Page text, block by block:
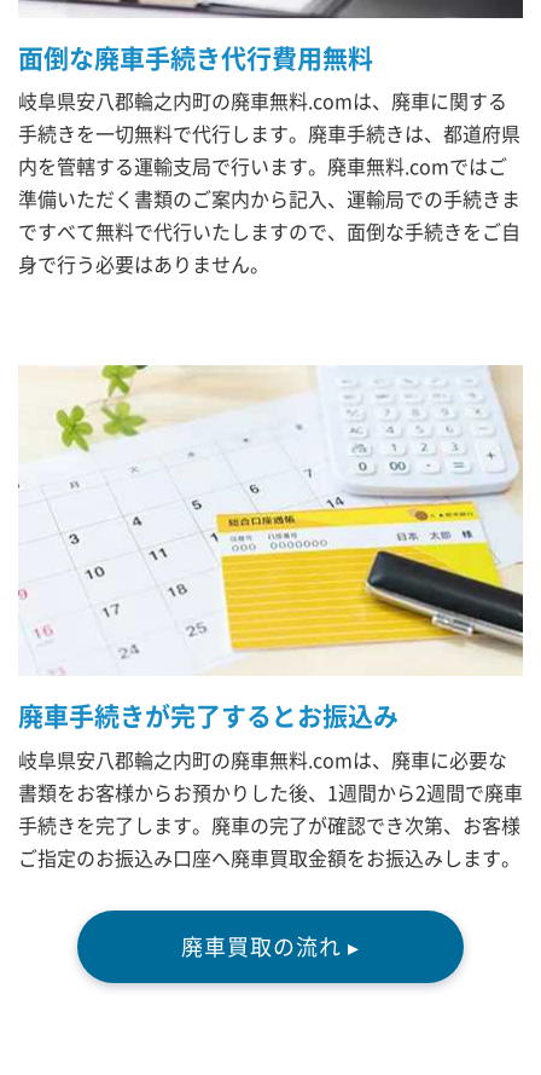
面倒な廃車手続き代行費用無料
岐阜県安八郡輪之内町の廃車無料.comは、廃車に関する
手続きを一切無料で代行します。廃車手続きは、都道府県
内を管轄する運輸支局で行います。廃車無料.comではご
準備いただく書類のご案内から記入、運輸局での手続きま
ですべて無料で代行いたしますので、面倒な手続きをご自
身で行う必要はありません。
廃車手続きが完了するとお振込み
岐阜県安八郡輪之内町の廃車無料.comは、廃車に必要な
書類をお客様からお預かりした後、1週間から2週間で廃車
手続きを完了します。廃車の完了が確認でき次第、お客様
ご指定のお振込み口座へ廃車買取金額をお振込みします。
廃車買取の流れ ▸